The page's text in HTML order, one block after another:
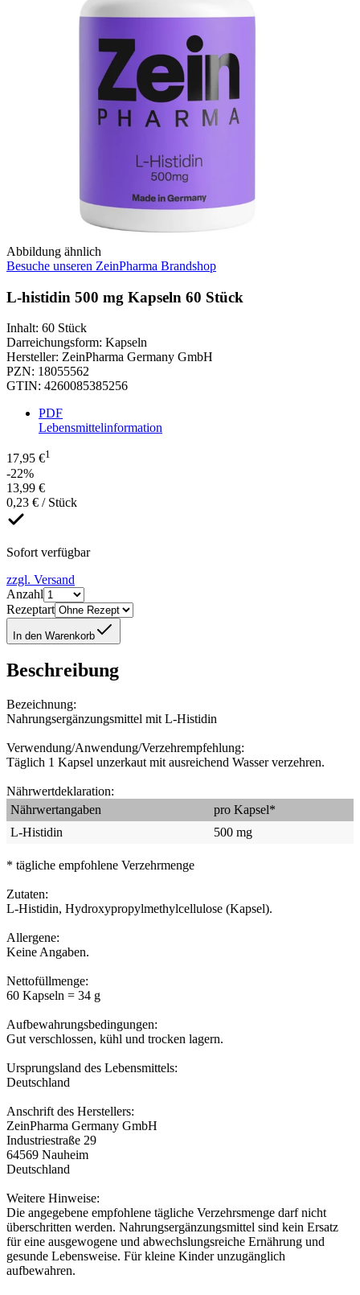
Abbildung ähnlich
Besuche unseren ZeinPharma Brandshop
L-histidin 500 mg Kapseln 60 Stück
Inhalt: 60 Stück
Darreichungsform: Kapseln
Hersteller: ZeinPharma Germany GmbH
PZN: 18055562
GTIN: 4260085385256
PDF
Lebensmittelinformation
17,95 €1
-22%
13,99 €
0,23 € / Stück
Sofort verfügbar
zzgl. Versand
Anzahl
Rezeptart
In den Warenkorb
Beschreibung
Bezeichnung:
Nahrungsergänzungsmittel mit L-Histidin
Verwendung/Anwendung/Verzehrempfehlung:
Täglich 1 Kapsel unzerkaut mit ausreichend Wasser verzehren.
Nährwertdeklaration:
Nährwertangaben
pro Kapsel*
L-Histidin
500 mg
* tägliche empfohlene Verzehrmenge
Zutaten:
L-Histidin, Hydroxypropylmethylcellulose (Kapsel).
Allergene:
Keine Angaben.
Nettofüllmenge:
60 Kapseln = 34 g
Aufbewahrungsbedingungen:
Gut verschlossen, kühl und trocken lagern.
Ursprungsland des Lebensmittels:
Deutschland
Anschrift des Herstellers:
ZeinPharma Germany GmbH
Industriestraße 29
64569 Nauheim
Deutschland
Weitere Hinweise:
Die angegebene empfohlene tägliche Verzehrsmenge darf nicht
überschritten werden. Nahrungsergänzungsmittel sind kein Ersatz
für eine ausgewogene und abwechslungsreiche Ernährung und
gesunde Lebensweise. Für kleine Kinder unzugänglich
aufbewahren.